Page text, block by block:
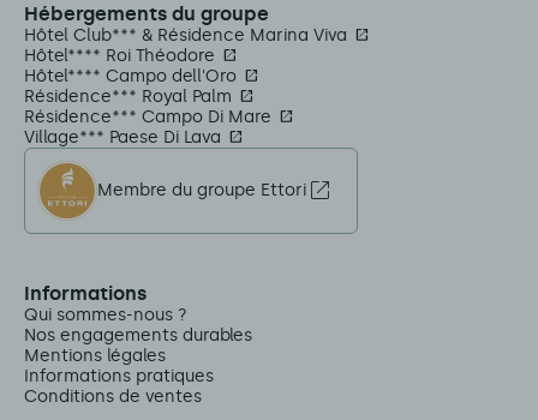
Hébergements du groupe
Hôtel Club*** & Résidence Marina Viva
Hôtel**** Roi Théodore
Hôtel**** Campo dell'Oro
Résidence*** Royal Palm
Résidence*** Campo Di Mare
Village*** Paese Di Lava
Membre du groupe Ettori
Informations
Qui sommes-nous ?
Nos engagements durables
Mentions légales
Informations pratiques
Conditions de ventes